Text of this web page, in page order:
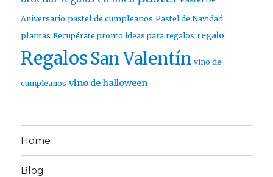
Aniversario pastel de cumpleaños Pastel de Navidad
plantas Recupérate pronto ideas para regalos regalo
Regalos San Valentín vino de
cumpleaños vino de halloween
Home
Blog